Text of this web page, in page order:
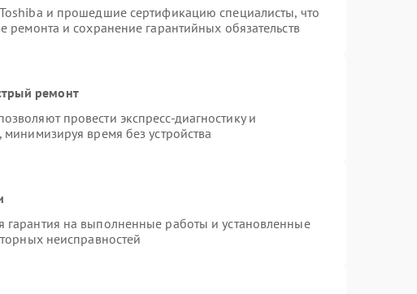
и прошедшие сертификацию специалисты, что
ремонта и сохранение гарантийных обязательств
ремонт
провести экспресс-диагностику и
время без устройства
гарантия на выполненные работы и установленные
неисправностей